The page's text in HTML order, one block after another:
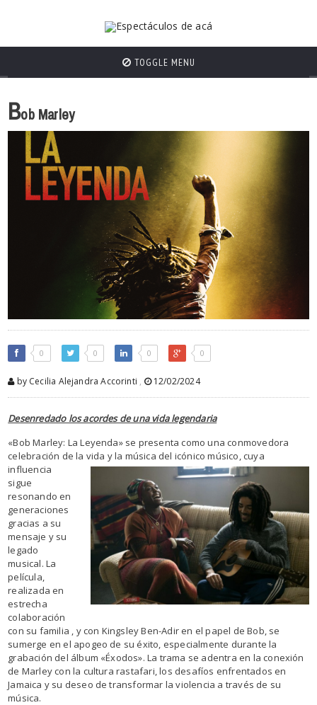
TOGGLE MENU
Bob Marley
0 0 0 0
by Cecilia Alejandra Accorinti , 12/02/2024
Desenredado los acordes de una vida legendaria
«Bob Marley: La Leyenda» se presenta como una conmovedora
celebración de la vida y la música del icónico músico, cuya
influencia
sigue
resonando en
generaciones
gracias a su
mensaje y su
legado
musical. La
película,
realizada en
estrecha
colaboración
con su familia , y con Kingsley Ben-Adir en el papel de Bob, se
sumerge en el apogeo de su éxito, especialmente durante la
grabación del álbum «Éxodos». La trama se adentra en la conexión
de Marley con la cultura rastafari, los desafíos enfrentados en
Jamaica y su deseo de transformar la violencia a través de su
música.